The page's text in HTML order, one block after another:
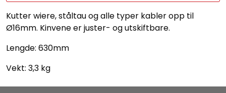
Kutter wiere, ståltau og alle typer kabler opp til
Ø16mm. Kinvene er juster- og utskiftbare.
Lengde: 630mm
Vekt: 3,3 kg